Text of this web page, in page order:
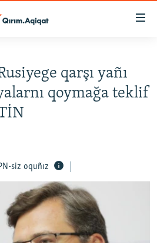
qarşı yañı
qoymağa teklif
siz oquñız